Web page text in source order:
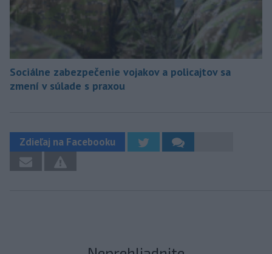
Sociálne zabezpečenie vojakov a policajtov sa
zmení v súlade s praxou
Zdieľaj na Facebooku